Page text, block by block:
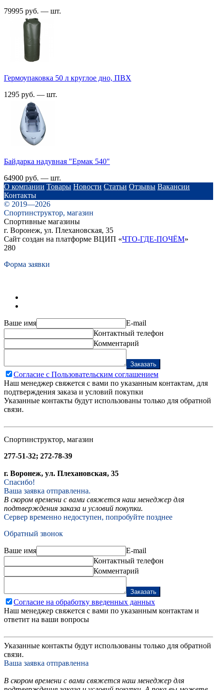
79995 руб. — шт.
Гермоупаковка 50 л круглое дно, ПВХ
1295 руб. — шт.
Байдарка надувная "Ермак 540"
64900 руб. — шт.
О компании Товары Новости Статьи Отзывы Вакансии
Контакты
© 2019—2026
Спортинструктор, магазин
Спортивные магазины
г. Воронеж, ул. Плехановская, 35
Сайт создан на платформе ВЦИП «ЧТО-ГДЕ-ПОЧЁМ»
280
Форма заявки
Ваше имя
E-mail
Контактный телефон
Комментарий
Заказать
Согласие с Пользовательским соглашением
Наш менеджер свяжется с вами по указанным контактам, для
подтверждения заказа и условий покупки
Указанные контакты будут использованы только для обратной
связи.
Спортинструктор, магазин
277-51-32; 272-78-39
г. Воронеж, ул. Плехановская, 35
Спасибо!
Ваша заявка отправленна.
В скором времени с вами свяжется наш менеджер для
подтверждения заказа и условий покупки.
Сервер временно недоступен, попробуйте позднее
Обратный звонок
Ваше имя
E-mail
Контактный телефон
Комментарий
Заказать
Согласие на обработку введенных данных
Наш менеджер свяжется с вами по указанным контактам и
ответит на ваши вопросы
Указанные контакты будут использованы только для обратной
связи.
Ваша заявка отправленна
В скором времени с вами свяжется наш менеджер для